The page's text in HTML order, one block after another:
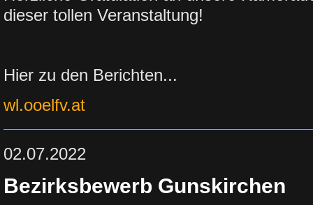
dieser tollen Veranstaltung!
Hier zu den Berichten...
wl.ooelfv.at
02.07.2022
Bezirksbewerb Gunskirchen